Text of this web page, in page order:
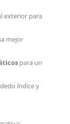
exterior para
mejor
para un
índice y